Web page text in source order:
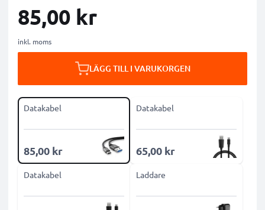
85,00 kr
inkl. moms
LÄGG TILL I VARUKORGEN
Datakabel
85,00 kr
Datakabel
65,00 kr
Datakabel Laddare